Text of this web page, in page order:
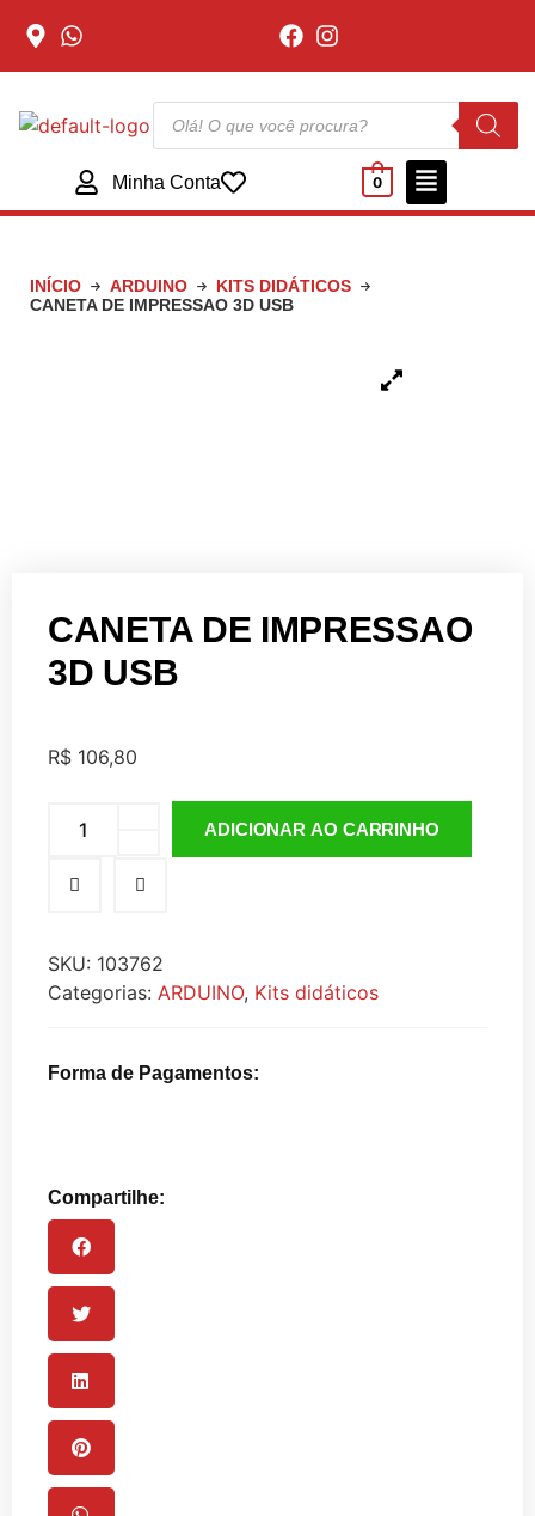
Minha Conta 0
INÍCIO ARDUINO
KITS DIDÁTICOS
CANETA DE IMPRESSAO 3D USB
CANETA DE IMPRESSAO
3D USB
R$ 106,80
ADICIONAR AO CARRINHO
SKU: 103762
Categorias: ARDUINO, Kits didáticos
Forma de Pagamentos:
Compartilhe: